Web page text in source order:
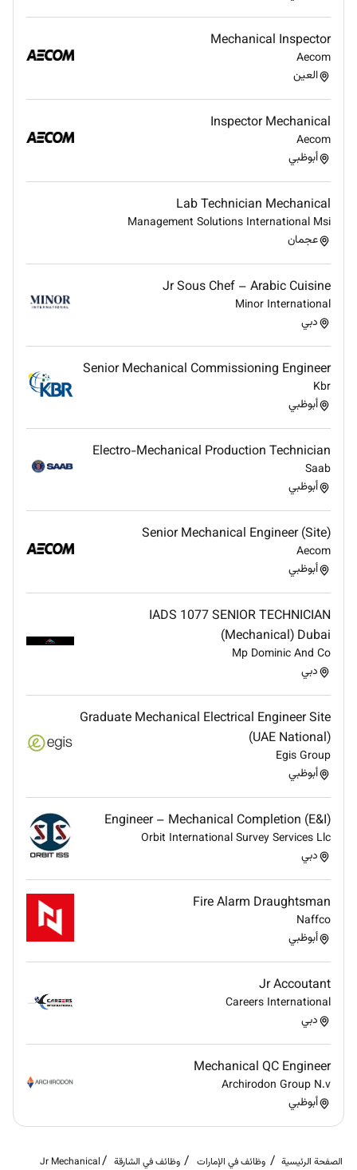
codes.
teams to ensure clash-free designs.
Maintain drawing documentation and revision
control.
Assist in preparing as-built drawings and
documentation for project handover.
Support site teams with drawing clarifications
and updates as needed.
Mechanical Inspector
Aecom
العين
Inspector Mechanical
Aecom
أبوظبي
Lab Technician Mechanical
Management Solutions International Msi
عجمان
Jr Sous Chef – Arabic Cuisine
Minor International
دبي
Senior Mechanical Commissioning Engineer
Kbr
أبوظبي
Electro-Mechanical Production Technician
Saab
أبوظبي
Senior Mechanical Engineer (Site)
Aecom
أبوظبي
IADS 1077 SENIOR TECHNICIAN
(Mechanical) Dubai
Mp Dominic And Co
دبي
Graduate Mechanical Electrical Engineer Site
(UAE National)
Egis Group
أبوظبي
Engineer – Mechanical Completion (E&I)
Orbit International Survey Services Llc
دبي
Fire Alarm Draughtsman
Naffco
أبوظبي
Jr Accoutant
Careers International
دبي
Mechanical QC Engineer
Archirodon Group N.v
أبوظبي
الصفحة الرئيسية وظائف في الإمارات وظائف في الشارقة
Jr Mechanical